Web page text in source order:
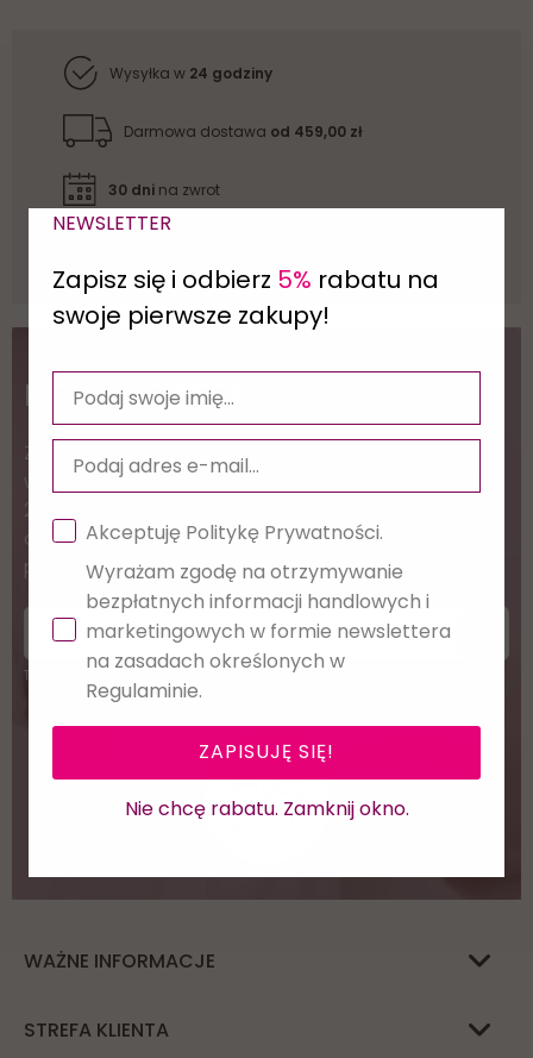
Wysyłka w 24 godziny
Darmowa dostawa od 459,00 zł
30 dni na zwrot
NEWSLETTER
Zapisz się i pobierz darmowy e-book "Co warto
wiedzieć przed otwarciem Salonu Stylizacji Rzęs w
2025 roku?" Podaj swój adres e-mail, jeżeli chcesz
otrzymywać informacje o nowościach i
promocjach.
Twoje dane będą przetwarzane zgodnie z naszą
WAŻNE INFORMACJE
STREFA KLIENTA
NEWSLETTER
Zapisz się i odbierz 5% rabatu na
swoje pierwsze zakupy!
Akceptuję Politykę Prywatności.
Wyrażam zgodę na otrzymywanie
bezpłatnych informacji handlowych i
marketingowych w formie newslettera
na zasadach określonych w
Regulaminie.
ZAPISUJĘ SIĘ!
Nie chcę rabatu. Zamknij okno.